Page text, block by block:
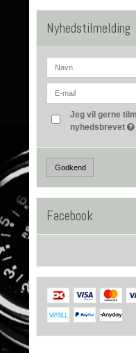
Nyhedstilmelding
Jeg vil gerne
nyhedsbrevet
Godkend
Facebook